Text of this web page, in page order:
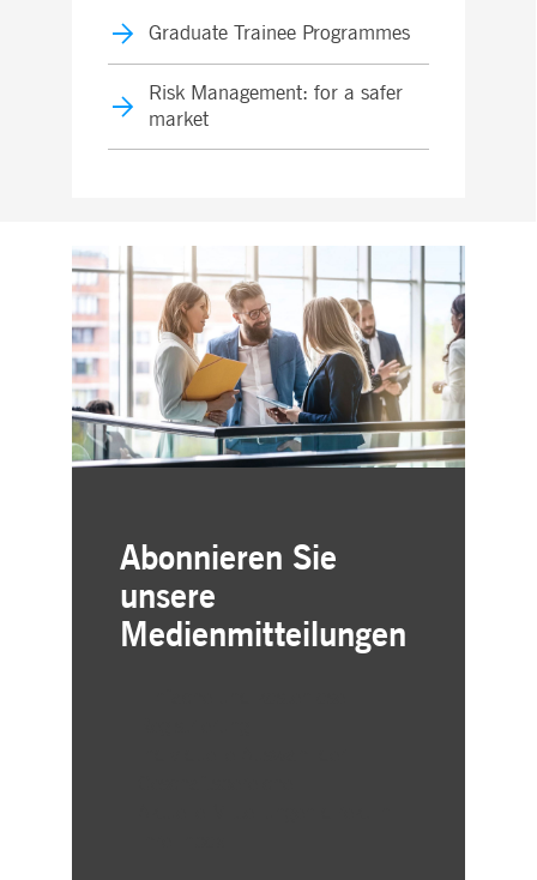
Graduate Trainee Programmes
Risk Management: for a safer
market
Abonnieren Sie
unsere
Medienmitteilungen